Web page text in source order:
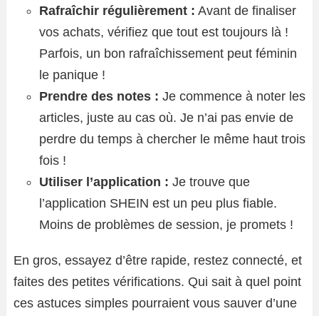
Rafraîchir régulièrement : Avant de finaliser
vos achats, vérifiez que tout est toujours là !
Parfois, un bon rafraîchissement peut féminin
le panique !
Prendre des notes : Je commence à noter les
articles, juste au cas où. Je n’ai pas envie de
perdre du temps à chercher le même haut trois
fois !
Utiliser l’application : Je trouve que
l’application SHEIN est un peu plus fiable.
Moins de problèmes de session, je promets !
En gros, essayez d’être rapide, restez connecté, et
faites des petites vérifications. Qui sait à quel point
ces astuces simples pourraient vous sauver d’une